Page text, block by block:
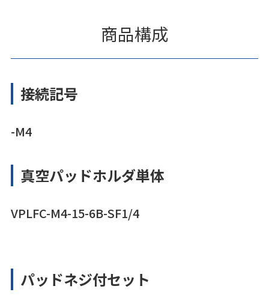
商品構成
接続記号
-M4
真空パッドホルダ単体
VPLFC-M4-15-6B-SF1/4
パッドネジ付セット